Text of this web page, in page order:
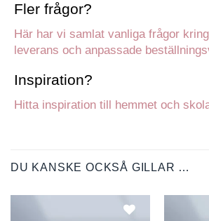
Fler frågor?
Här har vi samlat vanliga frågor
leverans och anpassade
Inspiration?
Hitta inspiration till hemmet och
DU KANSKE OCKSÅ GILLAR …